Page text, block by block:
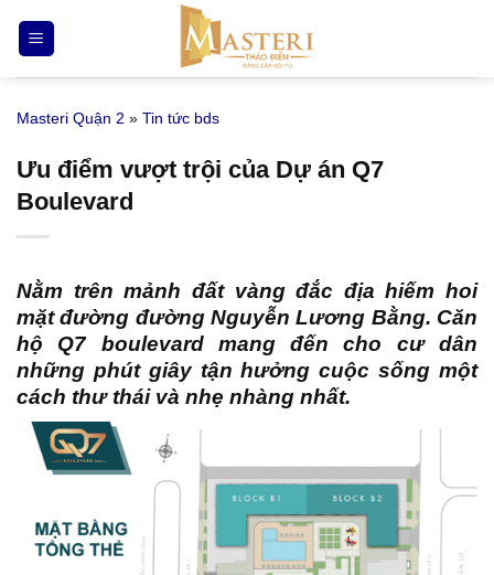
qua
nội
Masteri Quận 2 » Tin tức bds
Ưu điểm vượt trội của Dự án Q7
Boulevard
Nằm trên mảnh đất vàng đắc địa hiếm hoi
mặt đường đường Nguyễn Lương Bằng. Căn
hộ Q7 boulevardmang đến cho cư dân
những phút giây tận hưởng cuộc sống một
cách thư thái và nhẹ nhàng nhất.